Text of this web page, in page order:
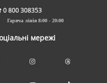
0 800 308353
Гаряча лінія 8:00 - 20:00
мережі